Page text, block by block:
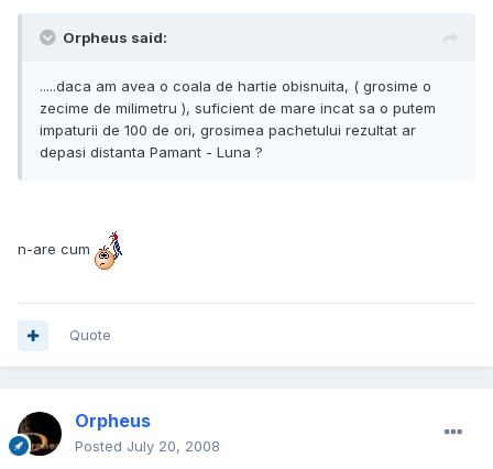
Orpheus said:
.....daca am avea o coala de hartie obisnuita, ( grosime o
zecime de milimetru ), suficient de mare incat sa o putem
impaturii de 100 de ori, grosimea pachetului rezultat ar
depasi distanta Pamant - Luna ?
n-are cum
Quote
Orpheus
Posted July 20, 2008